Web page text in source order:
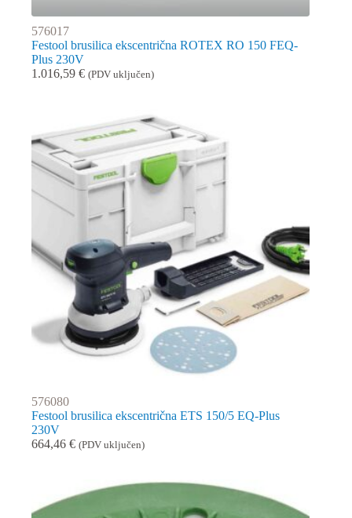
576017
Festool brusilica ekscentrična ROTEX RO 150 FEQ-
Plus 230V
1.016,59 € (PDV uključen)
576080
Festool brusilica ekscentrična ETS 150/5 EQ-Plus
230V
664,46 € (PDV uključen)